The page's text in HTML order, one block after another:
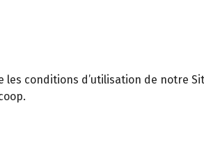
les conditions d’utilisation de notre